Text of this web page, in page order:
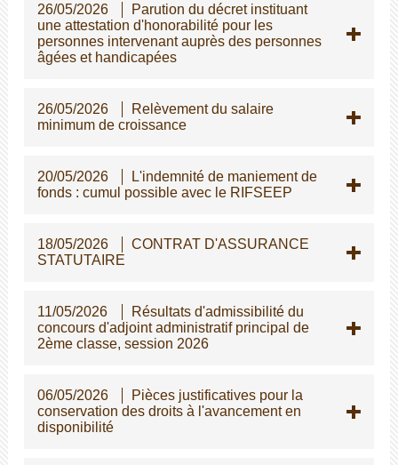
26/05/2026
Parution du décret instituant
une attestation d'honorabilité pour les
personnes intervenant auprès des personnes
gées et handicapées
26/05/2026
Relèvement du salaire
minimum de croissance
20/05/2026
L'indemnité de maniement de
fonds : cumul possible avec le RIFSEEP
18/05/2026
CONTRAT D'ASSURANCE
STATUTAIRE
11/05/2026
Résultats d'admissibilité du
concours d'adjoint administratif principal de
2ème classe, session 2026
06/05/2026
Pièces justificatives pour la
conservation des droits à l'avancement en
disponibilité